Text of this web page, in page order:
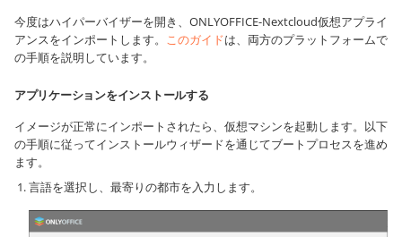
今度はハイパーバイザーを開き、ONLYOFFICE-Nextcloud仮想アプライ
アンスをインポートします。 このガイドは、両方のプラットフォームで
の手順を説明しています。
アプリケーションをインストールする
イメージが正常にインポートされたら、仮想マシンを起動します。以下
の手順に従ってインストールウィザードを通じてブートプロセスを進め
ます。
言語を選択し、最寄りの都市を入力します。